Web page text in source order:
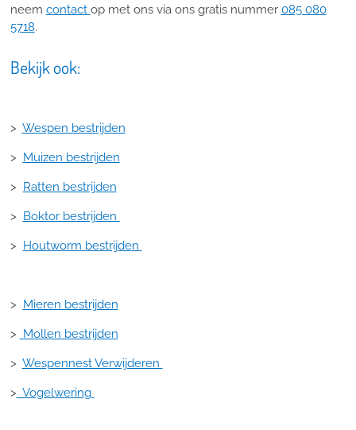
neem contact op met ons via ons gratis nummer 085 080
5718.
Bekijk ook:
> Wespen bestrijden
> Muizen bestrijden
> Ratten bestrijden
> Boktor bestrijden
> Houtworm bestrijden
> Mieren bestrijden
> Mollen bestrijden
> Wespennest Verwijderen
> Vogelwering